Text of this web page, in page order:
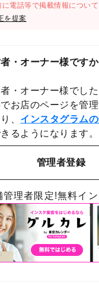
電話等で掲載情報について
を提案
・オーナー様ですか
・オーナー様でし
お店のページを管
、 インスタグラム
るようになります。
管理者登録
管理者限定!無料イ